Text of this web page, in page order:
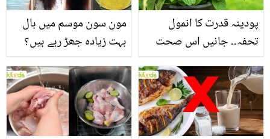
مون سون موسم میں بال
بہت زیادہ جھڑ رہے ہیں؟
بنانے کے چند قدرتی طریقے
پودینہ قدرت کا انمول
تحفہ۔۔ جانیں اس صحت
انگیز طبی فوائد